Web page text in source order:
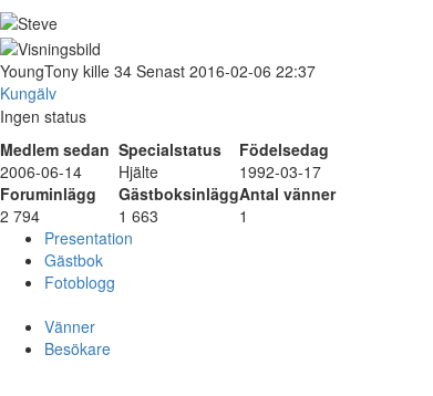
YoungTony kille 34 Senast 2016-02-06 22:37
Kungälv
Ingen status
Medlem sedan Specialstatus
Födelsedag
2006-06-14
Hjälte
1992-03-17
Foruminlägg
GästboksinläggAntal vänner
2 794
1 663
1
Presentation
Gästbok
Fotoblogg
Vänner
Besökare